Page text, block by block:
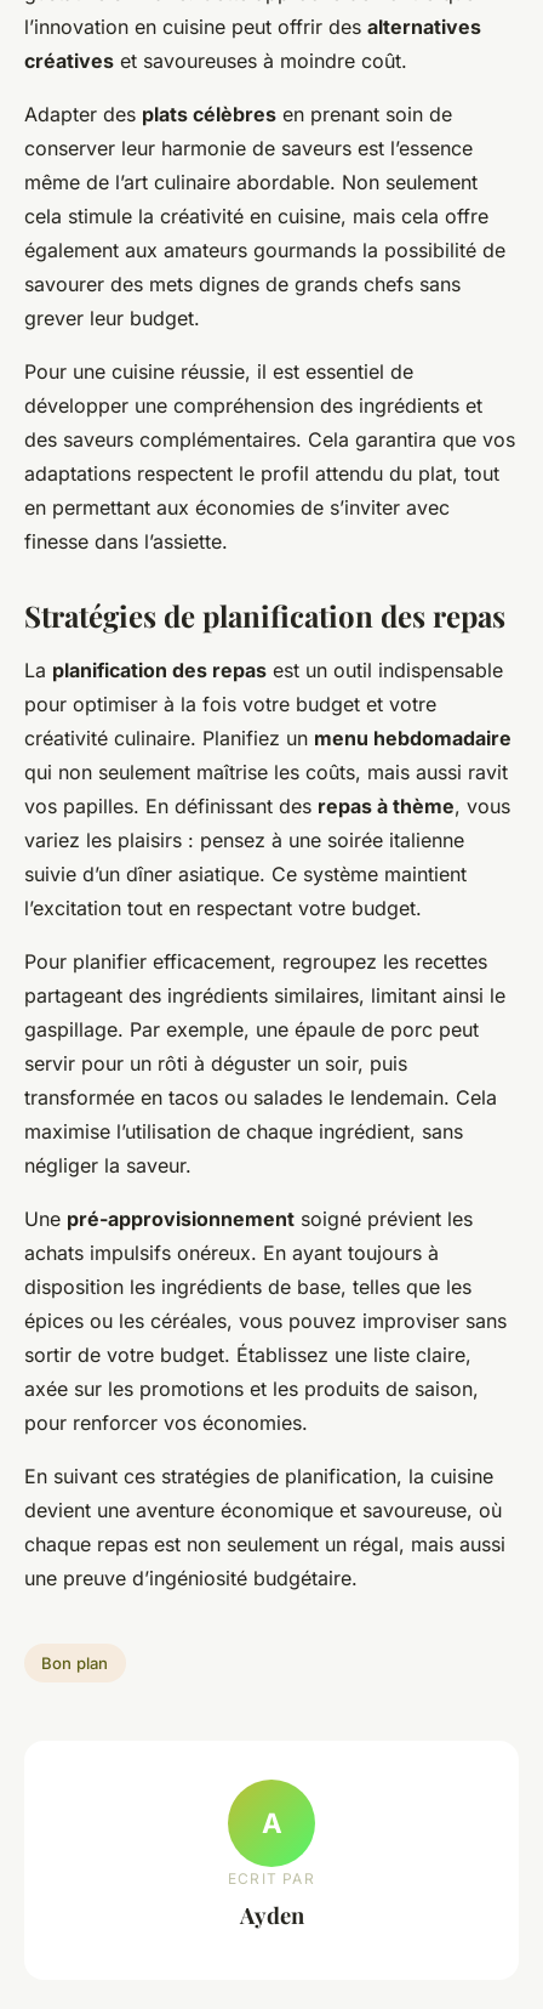
l’innovation en cuisine peut offrir des alternatives
créatives et savoureuses à moindre coût.
Adapter des plats célèbres en prenant soin de
conserver leur harmonie de saveurs est l’essence
même de l’art culinaire abordable. Non seulement
cela stimule la créativité en cuisine, mais cela offre
également aux amateurs gourmands la possibilité de
savourer des mets dignes de grands chefs sans
grever leur budget.
Pour une cuisine réussie, il est essentiel de
développer une compréhension des ingrédients et
des saveurs complémentaires. Cela garantira que vos
adaptations respectent le profil attendu du plat, tout
en permettant aux économies de s’inviter avec
finesse dans l’assiette.
Stratégies de planification des repas
La planification des repas est un outil indispensable
pour optimiser à la fois votre budget et votre
créativité culinaire. Planifiez un menu hebdomadaire
qui non seulement maîtrise les coûts, mais aussi ravit
vos papilles. En définissant des repas à thème, vous
variez les plaisirs : pensez à une soirée italienne
suivie d’un dîner asiatique. Ce système maintient
l’excitation tout en respectant votre budget.
Pour planifier efficacement, regroupez les recettes
partageant des ingrédients similaires, limitant ainsi le
gaspillage. Par exemple, une épaule de porc peut
servir pour un rôti à déguster un soir, puis
transformée en tacos ou salades le lendemain. Cela
maximise l’utilisation de chaque ingrédient, sans
négliger la saveur.
Une pré-approvisionnement soigné prévient les
achats impulsifs onéreux. En ayant toujours à
disposition les ingrédients de base, telles que les
épices ou les céréales, vous pouvez improviser sans
sortir de votre budget. Établissez une liste claire,
axée sur les promotions et les produits de saison,
pour renforcer vos économies.
En suivant ces stratégies de planification, la cuisine
devient une aventure économique et savoureuse, où
chaque repas est non seulement un régal, mais aussi
une preuve d’ingéniosité budgétaire.
Bon plan
A
ECRIT PAR
Ayden